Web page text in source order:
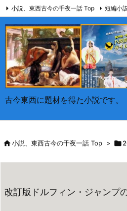
古今東西に題材を得た小説です。
小説、東西古今の千夜一話 Top 短編小
中編小説 メモ 未分類 コメント
小説、東西古今の千夜一話 Top > 
改訂版ドルフィン・ジャン